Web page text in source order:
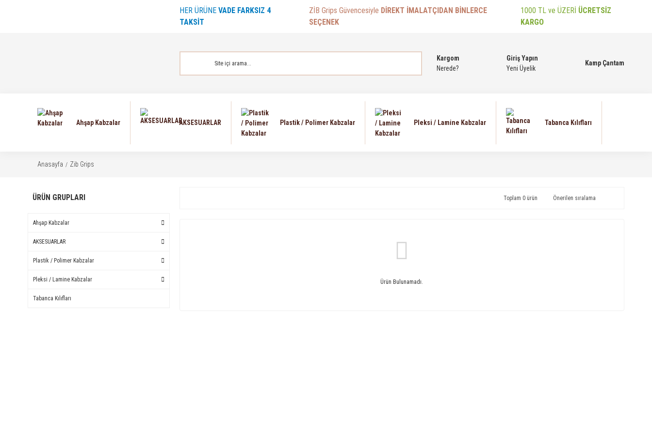
HER ÜRÜNE VADE FARKSIZ 4
TAKSİT
ZİB Grips Güvencesiyle DİREKT İMALATÇIDAN BİNLERCE
SEÇENEK
1000 TL ve ÜZERİ ÜCRETSİZ
KARGO
Kargom
Nerede?
Giriş Yapın
Yeni Üyelik
Kamp Çantam
Ahşap Kabzalar AKSESUARLAR Plastik / Polimer Kabzalar Pleksi / Lamine Kabzalar Tabanca Kılıfları
Anasayfa Zib Grips
ÜRÜN GRUPLARI
Ahşap Kabzalar
AKSESUARLAR
Plastik / Polimer Kabzalar
Pleksi / Lamine Kabzalar
Tabanca Kılıfları
Toplam 0 ürün
Ürün Bulunamadı.